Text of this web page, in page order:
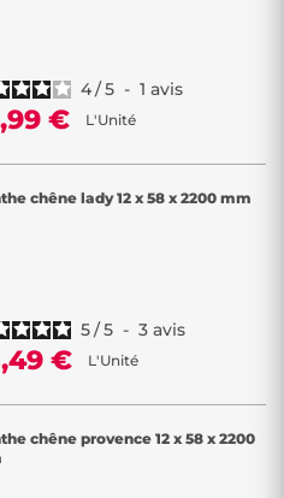
4/5 - 1 avis
€ L'Unité
chêne lady 12 x 58 x 2200 mm
5/5 - 3 avis
€ L'Unité
chêne provence 12 x 58 x 2200